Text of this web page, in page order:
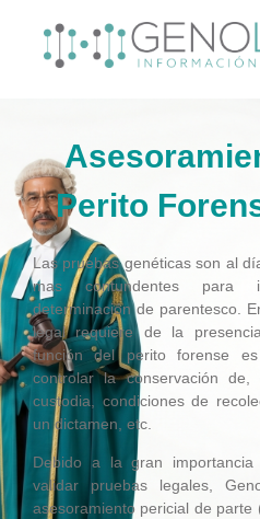
Perito
Las pruebas genéticas son al
mas contundentes para
determinación de parentesco.
legal requiere de la
función del perito forense
controlar la conservación
custodia, condiciones de
un dictamen, etc.
Debido a la gran
validar pruebas legales,
asesoramiento pericial de